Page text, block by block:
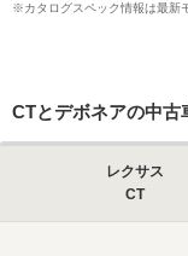
※カタログスペック情報は最新
CTとデボネアの中古
レクサス
CT